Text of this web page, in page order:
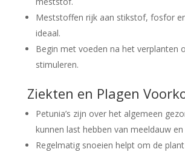
Meststoffen rijk aan stikstof, fosfor
ideaal.
Begin met voeden na het verplanten
stimuleren.
Ziekten en Plagen
Petunia’s zijn over het algemeen
kunnen last hebben van meeldauw en
Regelmatig snoeien helpt om de